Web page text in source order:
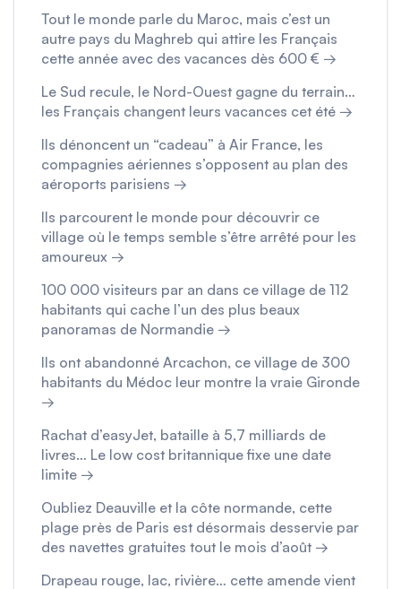
Tout le monde parle du Maroc, mais c’est un
autre pays du Maghreb qui attire les Français
cette année avec des vacances dès 600 € →
Le Sud recule, le Nord-Ouest gagne du terrain…
les Français changent leurs vacances cet été →
Ils dénoncent un “cadeau” à Air France, les
compagnies aériennes s’opposent au plan des
aéroports parisiens →
Ils parcourent le monde pour découvrir ce
village où le temps semble s’être arrêté pour les
amoureux →
100 000 visiteurs par an dans ce village de 112
habitants qui cache l’un des plus beaux
panoramas de Normandie →
Ils ont abandonné Arcachon, ce village de 300
habitants du Médoc leur montre la vraie Gironde
→
Rachat d’easyJet, bataille à 5,7 milliards de
livres… Le low cost britannique fixe une date
limite →
Oubliez Deauville et la côte normande, cette
plage près de Paris est désormais desservie par
des navettes gratuites tout le mois d’août →
Drapeau rouge, lac, rivière… cette amende vient